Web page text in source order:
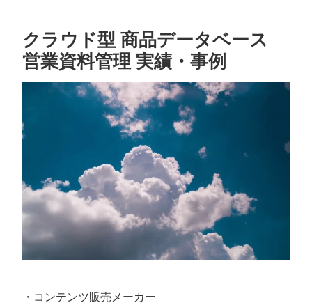
クラウド型 商品データベース
営業資料管理 実績・事例
・コンテンツ販売メーカー